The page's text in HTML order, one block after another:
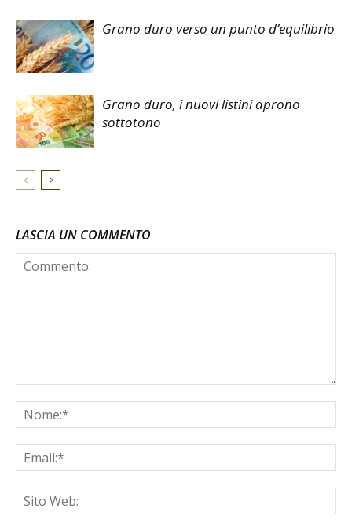
Grano duro verso un punto d’equilibrio
Grano duro, i nuovi listini aprono
sottotono
LASCIA UN COMMENTO